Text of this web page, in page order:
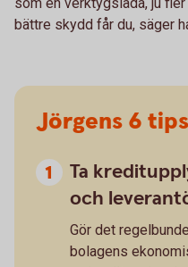
bättre skydd får du, säger
Jörgens 6 tips
Ta
och
Gör det
bolagens